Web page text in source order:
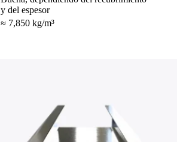
y del espesor
≈ 7,850 kg/m³